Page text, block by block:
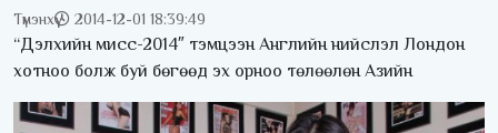
Түмэнхүү 2014-12-01 18:39:49
“Дэлхийн мисс-2014″ тэмцээн Английн нийслэл Лондон
хотноо болж буй бөгөөд эх орноо төлөөлөн Азийн